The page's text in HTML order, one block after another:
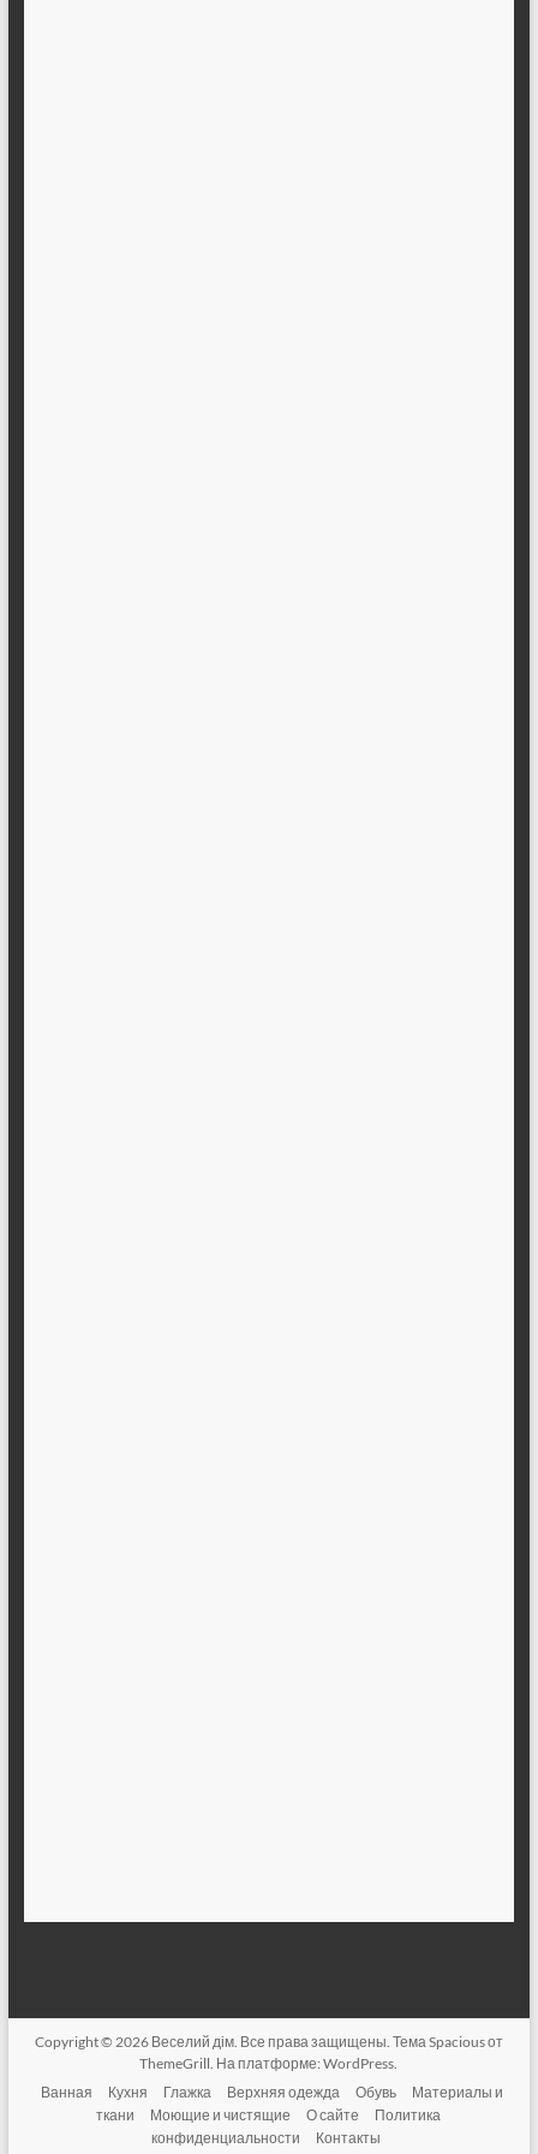
Copyright © 2026 Веселий дім. Все права защищены. ТемаSpaciousот
ThemeGrill. На платформе:WordPress.
Ванная
Кухня Глажка Верхняя одежда Обувь
Материалы и
ткани
Моющие и чистящие О сайте
Политика
конфиденциальности
Контакты